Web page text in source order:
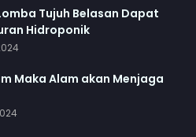
Tujuh Belasan Dapat
Hidroponik
Maka Alam akan Menjaga